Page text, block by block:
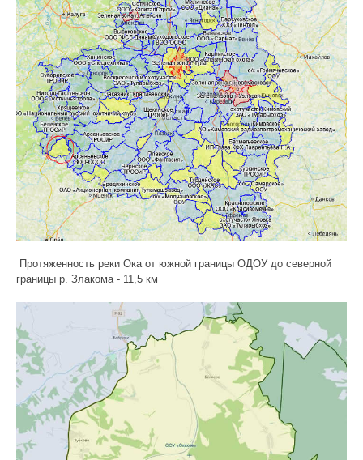
Протяженность реки Ока от южной границы ОДОУ до северной
границы р. Злакома - 11,5 км